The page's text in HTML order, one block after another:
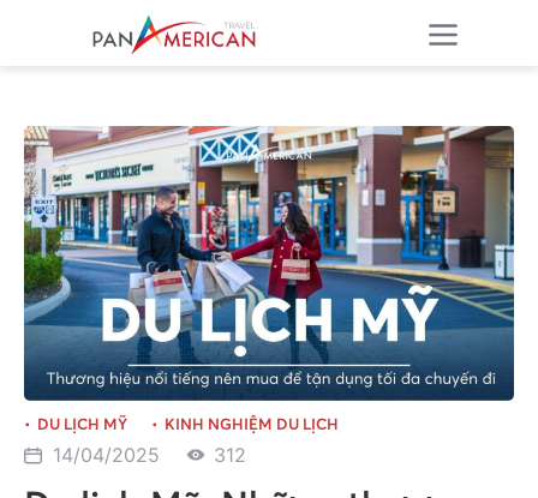
DU LỊCH MỸ KINH NGHIỆM DU LỊCH
14/04/2025 312